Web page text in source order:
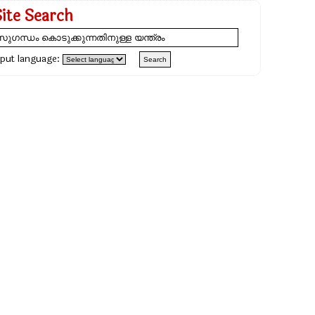
Search
language: